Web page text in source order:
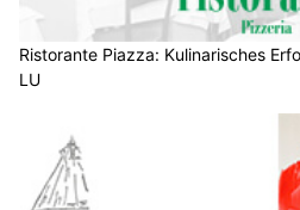
Ristorante Piazza: Kulinarisches
LU